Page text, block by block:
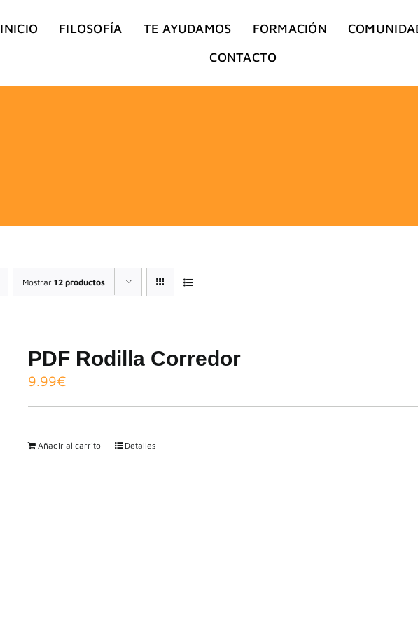
INICIO FILOSOFÍA TE AYUDAMOS FORMACIÓN
CONTACTO
Mostrar 12 productos
PDF Rodilla Corredor
9.99€
Añadir al carrito Detalles